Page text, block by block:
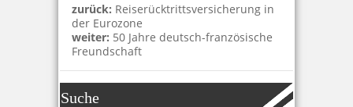
zurück: Reiserücktrittsversicherung in
der Eurozone
weiter: 50 Jahre deutsch-französische
Freundschaft
Suche